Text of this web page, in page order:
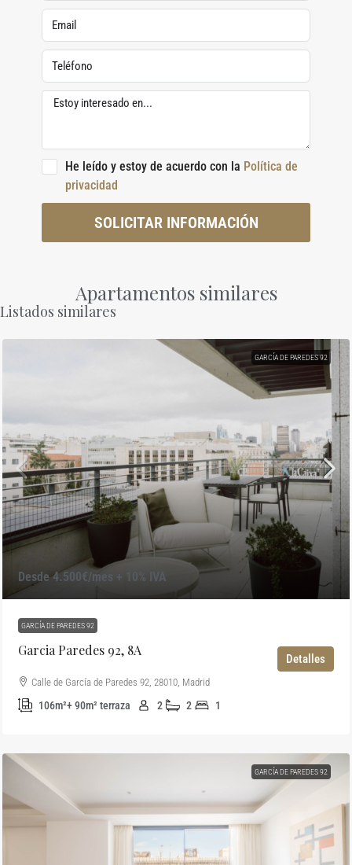
He leído y estoy de acuerdo con la Política de
privacidad
SOLICITAR INFORMACIÓN
Apartamentos similares
Listados similares
GARCÍA DE PAREDES 92
Desde 4.500€/mes + 10% IVA
GARCÍA DE PAREDES 92
Garcia Paredes 92, 8A
Calle de García de Paredes 92, 28010, Madrid
1
2
2
106m²+ 90m² terraza
Detalles
GARCÍA DE PAREDES 92